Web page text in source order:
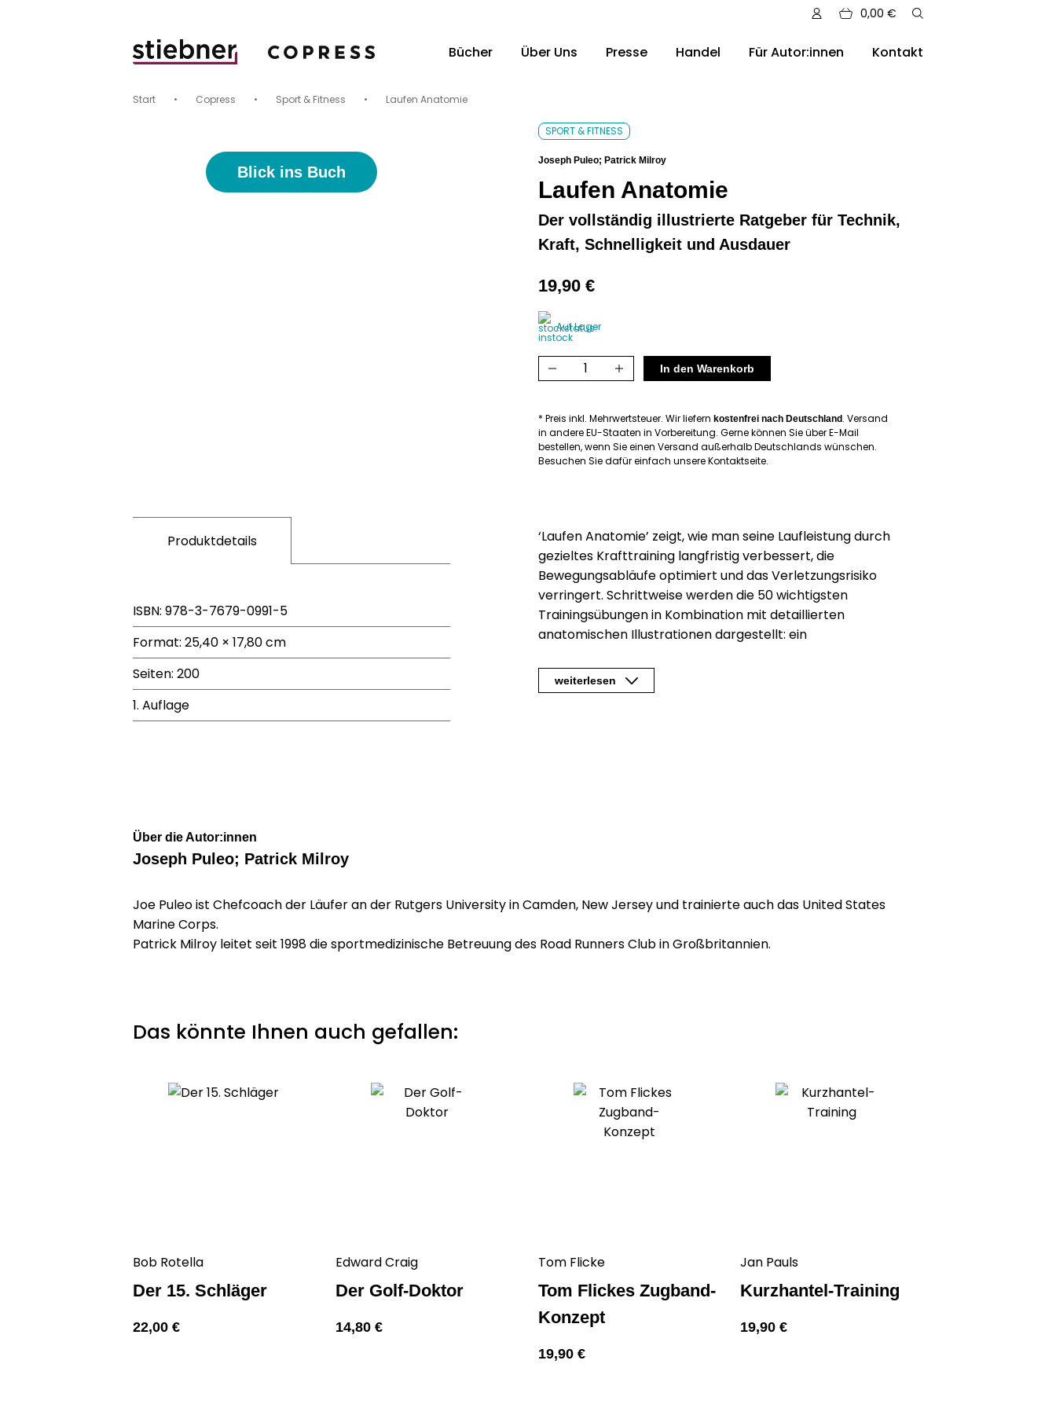
0,00 €
Bücher Über Uns Presse Handel Für Autor:innen Kontakt
Start • Copress • Sport & Fitness • Laufen Anatomie
Blick ins Buch
SPORT & FITNESS
Joseph Puleo; Patrick Milroy
Laufen Anatomie
Der vollständig illustrierte Ratgeber für Technik,
Kraft, Schnelligkeit und Ausdauer
19,90 €
Auf Lager
Laufen
Anatomie
In den Warenkorb
* Preis inkl. Mehrwertsteuer. Wir liefern kostenfrei nach Deutschland. Versand
in andere EU-Staaten in Vorbereitung. Gerne können Sie über E-Mail
bestellen, wenn Sie einen Versand außerhalb Deutschlands wünschen.
Besuchen Sie dafür einfach unsere Kontaktseite.
Produktdetails
ISBN: 978-3-7679-0991-5
Format: 25,40 × 17,80 cm
Seiten: 200
1. Auflage
‘Laufen Anatomie’ zeigt, wie man seine Laufleistung durch
gezieltes Krafttraining langfristig verbessert, die
Bewegungsabläufe optimiert und das Verletzungsrisiko
verringert. Schrittweise werden die 50 wichtigsten
Trainingsübungen in Kombination mit detaillierten
anatomischen Illustrationen dargestellt: ein
bemerkenswertem Informationsgehalt.
weiterlesen
Über die Autor:innen
Joseph Puleo; Patrick Milroy
Joe Puleo ist Chefcoach der Läufer an der Rutgers University in Camden, New Jersey und trainierte auch das United States
Marine Corps.
Patrick Milroy leitet seit 1998 die sportmedizinische Betreuung des Road Runners Club in Großbritannien.
Das könnte Ihnen auch gefallen:
Bob Rotella
Der 15. Schläger
22,00 €
Edward Craig
Der Golf-Doktor
14,80 €
Tom Flicke
Tom Flickes Zugband-
Konzept
19,90 €
Jan Pauls
Kurzhantel-Training
19,90€